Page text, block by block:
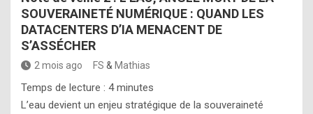
SOUVERAINETÉ NUMÉRIQUE : QUAND LES
DATACENTERS D’IA MENACENT DE
S’ASSÉCHER
2 mois ago FS & Mathias
Temps de lecture : 4 minutes
L’eau devient un enjeu stratégique de la souveraineté